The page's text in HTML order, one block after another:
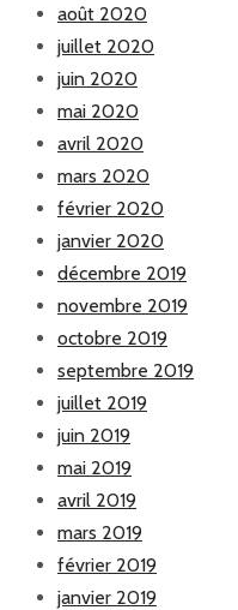
août 2020
juillet 2020
juin 2020
mai 2020
avril 2020
mars 2020
février 2020
janvier 2020
décembre 2019
novembre 2019
octobre 2019
septembre 2019
juillet 2019
juin 2019
mai 2019
avril 2019
mars 2019
février 2019
janvier 2019